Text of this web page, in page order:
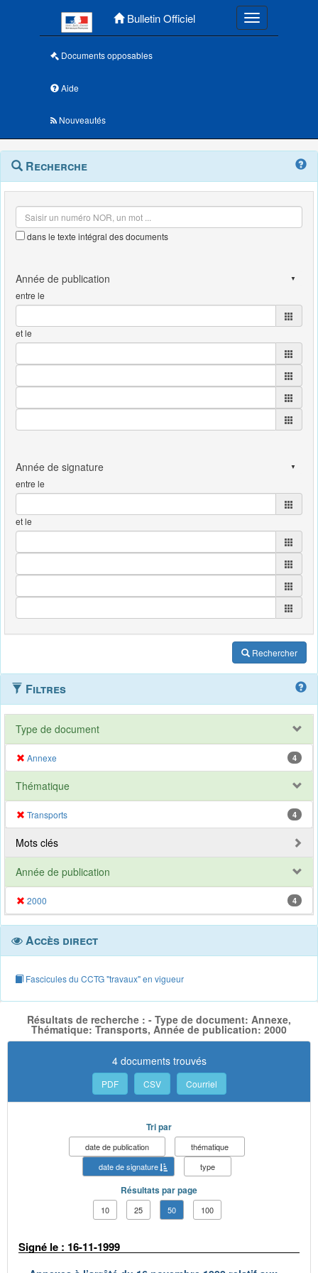
Bulletin Officiel Toggle
Documents opposables
Aide
Nouveautés
Navigation
outils
Menu
contextuel
Recherche
dans le texte intégral des documents
entre le
et le
entre le
et le
Rechercher
Filtres
Type de document
Annexe 4
Thématique
Transports 4
Mots clés
Année de publication
2000 4
Accès direct
Fascicules du CCTG "travaux" en vigueur
Résultats de recherche : - Type de document: Annexe,
Thématique: Transports, Année de publication: 2000
4 documents trouvés
PDF CSV Courriel
Tri par
date de publication
thématique
date de signature
type
Résultats par page
10 25 50 100
Signé le : 16-11-1999